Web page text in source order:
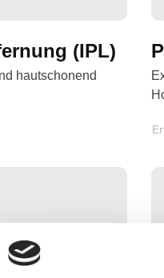
(IPL)
hautschonend